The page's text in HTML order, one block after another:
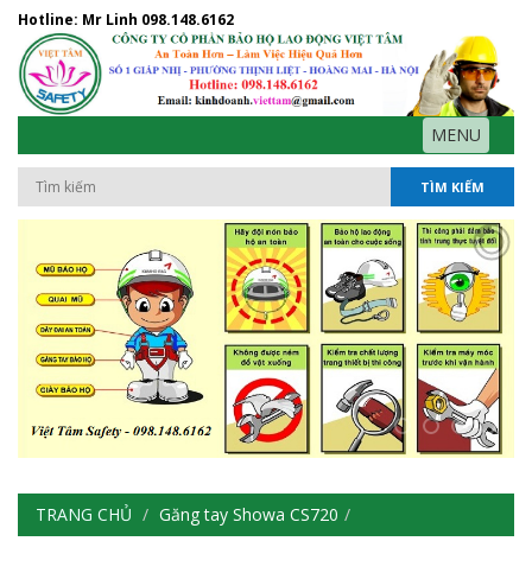
Hotline: Mr Linh 098.148.6162
MENU
TÌM KIẾM
TRANG CHỦ Găng tay Showa CS720